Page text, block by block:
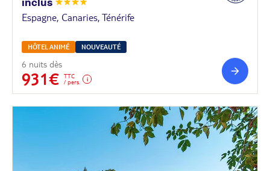
inclus
Espagne, Canaries, Ténérife
HÔTEL ANIMÉ NOUVEAUTÉ
6 nuits dès
931€
TTC
/ pers.